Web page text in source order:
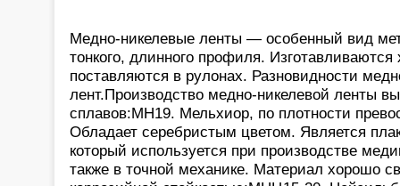
Медно-никелевые ленты — особенный вид
тонкого, длинного профиля. Изготавливаются
поставляются в рулонах. Разновидности
лент.Производство медно-никелевой ленты
сплавов:МН19. Мельхиор, по плотности
Обладает серебристым цветом. Является
который используется при производстве
также в точной механике. Материал хорошо